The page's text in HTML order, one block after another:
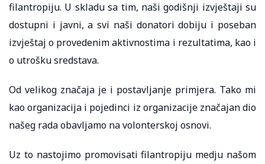
filantropiju. U skladu sa tim, naši godišnji izvještaji su
dostupni i javni, a svi naši donatori dobiju i poseban
izvještaj o provedenim aktivnostima i rezultatima, kao i
o utrošku sredstava.
Od velikog značaja je i postavljanje primjera. Tako mi
kao organizacija i pojedinci iz organizacije značajan dio
našeg rada obavljamo na volonterskoj osnovi.
Uz to nastojimo promovisati filantropiju medju našom